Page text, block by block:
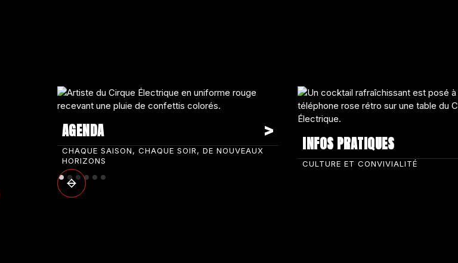
AGENDA
CHAQUE SAISON, CHAQUE SOIR, DE NOUVEAUX
HORIZONS
INFOS PRATIQUES
CULTURE ET CONVIVIALITÉ